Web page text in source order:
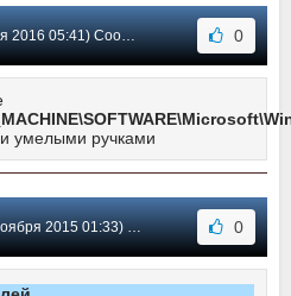
05:41) Сообщение #8 0
умелыми ручками
2015 01:33) Сообщение #7 0